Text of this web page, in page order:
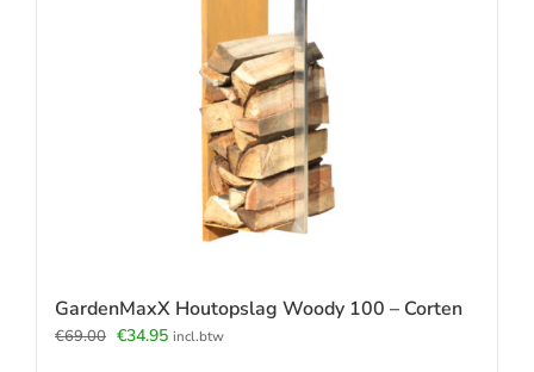
GardenMaxX Houtopslag Woody 100 – Corten
€69.00 Oorspronkelijke
€34.95Huidige
incl.btw